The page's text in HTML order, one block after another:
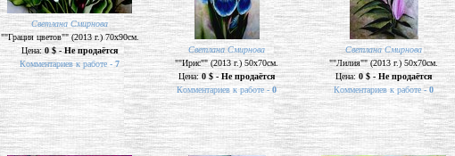
Светлана Смирнова
""Грация цветов"" (2013 г.) 70х90см.
Цена:0 $ - Не продаётся
Комментариев к работе - 7
Светлана Смирнова
""Ирис"" (2013 г.) 50х70см.
Цена:0 $ - Не продаётся
Комментариев к работе -0
Светлана Смирнова
""Лилия"" (2013 г.) 50х70см.
Цена:0 $ - Не продаётся
Комментариев к работе -0